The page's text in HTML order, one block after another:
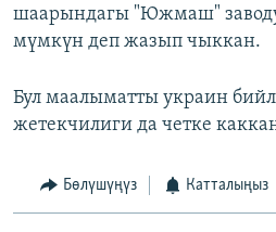
шаарындагы "Южмаш"
мүмкүн деп жазып чыккан.
Бул маалыматты украин
жетекчилиги да четке
Бөлүшүңүз Катталыңыз